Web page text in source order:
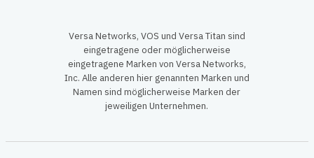
Versa Networks, VOS und Versa Titan sind
eingetragene oder möglicherweise
eingetragene Marken von Versa Networks,
Inc. Alle anderen hier genannten Marken und
Namen sind möglicherweise Marken der
jeweiligen Unternehmen.